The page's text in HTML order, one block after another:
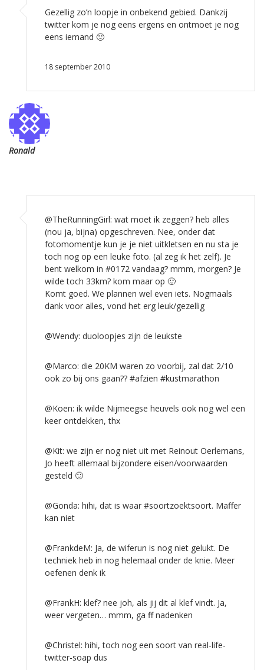
Gezellig zo’n loopje in onbekend gebied. Dankzij
twitter kom je nog eens ergens en ontmoet je nog
eens iemand 🙂
18 september 2010
Ronald
@TheRunningGirl: wat moet ik zeggen? heb alles
(nou ja, bijna) opgeschreven. Nee, onder dat
fotomomentje kun je je niet uitkletsen en nu sta je
toch nog op een leuke foto. (al zeg ik het zelf). Je
bent welkom in #0172 vandaag? mmm, morgen? Je
wilde toch 33km? kom maar op 🙂
Komt goed. We plannen wel even iets. Nogmaals
dank voor alles, vond het erg leuk/gezellig
@Wendy: duoloopjes zijn de leukste
@Marco: die 20KM waren zo voorbij, zal dat 2/10
ook zo bij ons gaan?? #afzien #kustmarathon
@Koen: ik wilde Nijmeegse heuvels ook nog wel een
keer ontdekken, thx
@Kit: we zijn er nog niet uit met Reinout Oerlemans,
Jo heeft allemaal bijzondere eisen/voorwaarden
gesteld 🙂
@Gonda: hihi, dat is waar #soortzoektsoort. Maffer
kan niet
@FrankdeM: Ja, de wiferun is nog niet gelukt. De
techniek heb in nog helemaal onder de knie. Meer
oefenen denk ik
@FrankH: klef? nee joh, als jij dit al klef vindt. Ja,
weer vergeten… mmm, ga ff nadenken
@Christel: hihi, toch nog een soort van real-life-
twitter-soap dus